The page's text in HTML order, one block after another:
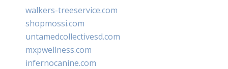
walkers-treeservice.com
shopmossi.com
untamedcollectivesd.com
mxpwellness.com
infernocanine.com